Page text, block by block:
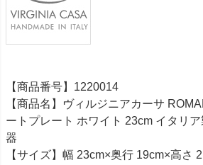
【商品番号】1220014
【商品名】ヴィルジニアカーサ
ートプレート ホワイト 23cm イタリ
器
【サイズ】幅 23cm×奥行 19cm×高さ